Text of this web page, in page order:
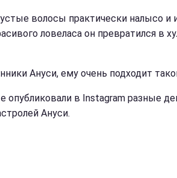
волосы практически налысо и
ловеласа он превратился в
Ануси, ему очень подходит
опубликовали в Instagram разные
Ануси.